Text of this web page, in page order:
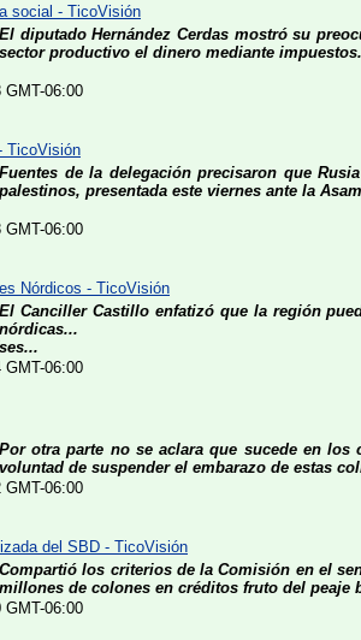
social - TicoVisión
El diputado Hernández Cerdas mostró su
sector productivo el dinero mediante impuestos.
GMT-06:00
TicoVisión
Fuentes de la delegación precisaron que
palestinos, presentada este viernes ante la
GMT-06:00
Nórdicos - TicoVisión
El Canciller Castillo enfatizó que la región
nórdicas...
GMT-06:00
Por otra parte no se aclara que sucede en
voluntad de suspender el embarazo de estas
GMT-06:00
del SBD - TicoVisión
Compartió los criterios de la Comisión en el
millones de colones en créditos fruto del peaje
GMT-06:00